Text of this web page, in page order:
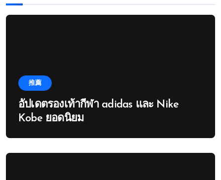
推薦
อัปเดตรองเท้ากีฬา adidas และ Nike
Kobe ยอดนิยม